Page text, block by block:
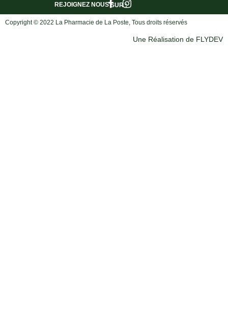
SUR :
REJOIGNEZ NOUS
Copyright © 2022 La Pharmacie de La Poste, Tous droits réservés
Une Réalisation de FLYDEV